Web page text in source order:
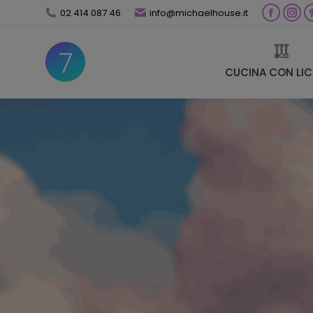
02 414 087 46 info@michaelhouse.it
opens
in
in
CUCINA CON
CUCINA CON